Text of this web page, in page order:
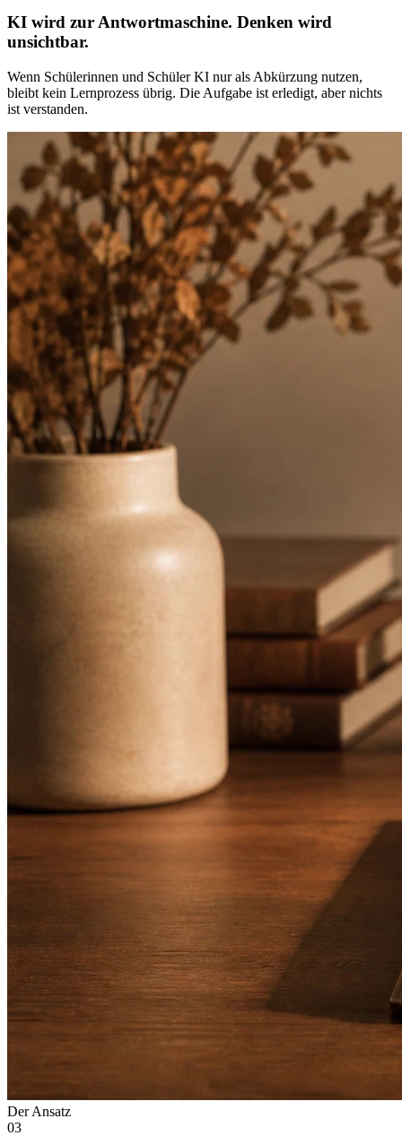
KI wird zur Antwortmaschine. Denken wird
unsichtbar.
Wenn Schülerinnen und Schüler KI nur als Abkürzung nutzen,
bleibt kein Lernprozess übrig. Die Aufgabe ist erledigt, aber nichts
ist verstanden.
Der Ansatz
03